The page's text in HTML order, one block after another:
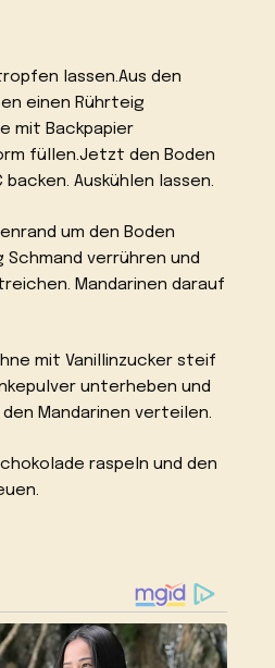
lassen.Aus den
einen Rührteig
mit Backpapier
füllen.Jetzt den Boden
backen. Auskühlen lassen.
um den Boden
Schmand verrühren und
Mandarinen darauf
mit Vanillinzucker steif
unterheben und
Mandarinen verteilen.
raspeln und den